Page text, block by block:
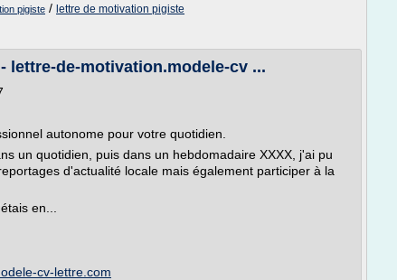
pigiste / lettre de motivation pigiste
lettre-de-motivation.modele-cv ...
autonome pour votre quotidien.
un quotidien, puis dans un hebdomadaire XXXX, j'ai pu
d'actualité locale mais également participer à la
en...
cv-lettre.com